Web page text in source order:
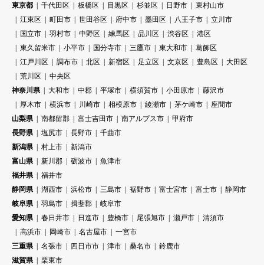
東京都
千代田区 板橋区 目黒区 杉並区 日野市
東村山市
江東区
町田市 世田谷区 府中市 墨田区 八王子市
立川市
国立市
羽村市 中野区 練馬区 品川区 渋谷区
港区
東久留米市
小平市 国分寺市 三鷹市 東大和市
葛飾区
江戸川区
調布市 北区 新宿区 足立区 文京区 豊島区
大田区
荒川区
中央区
神奈川県
大和市 中郡 平塚市 横須賀市 小田原市
藤沢市
厚木市
横浜市 川崎市 相模原市 綾瀬市 茅ケ崎市
座間市
山梨県
南都留郡 富士吉田市 南アルプス市
甲府市
長野県
塩尻市 長野市
千曲市
新潟県
村上市
新潟市
富山県
新川郡 砺波市
魚津市
福井県
福井市
静岡県
湖西市 浜松市 三島市 裾野市 富士宮市 富士市
静岡市
岐阜県
羽島市 揖斐郡
岐阜市
愛知県
春日井市 日進市 豊橋市 尾張旭市 瀬戸市
清須市
高浜市
岡崎市 名古屋市
一宮市
三重県
名張市 四日市市 津市 桑名市
鈴鹿市
滋賀県
栗東市